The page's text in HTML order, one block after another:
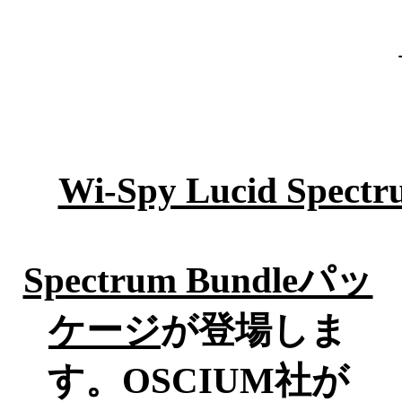
Wi-Spy Lucid
Spectrum Bundleパッ
ケージが登場しま
す。OSCIUM社が